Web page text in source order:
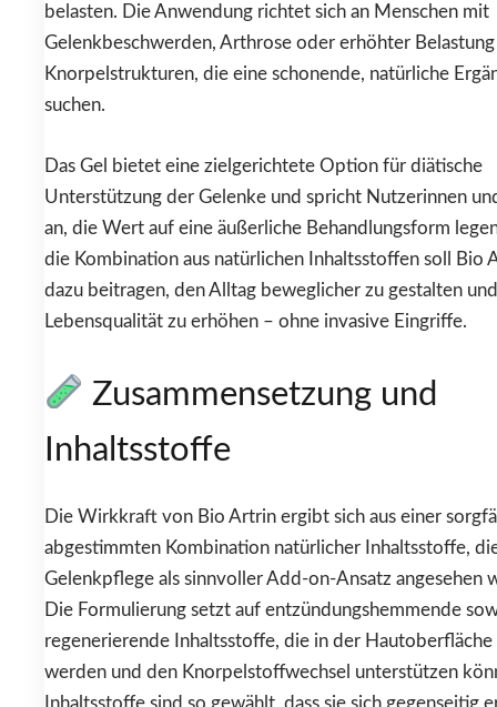
belasten. Die Anwendung richtet sich an Menschen mit
Gelenkbeschwerden, Arthrose oder erhöhter
Knorpelstrukturen, die eine schonende, natürliche
suchen.
Das Gel bietet eine zielgerichtete Option für diätische
Unterstützung der Gelenke und spricht Nutzerinnen
an, die Wert auf eine äußerliche Behandlungsform
die Kombination aus natürlichen Inhaltsstoffen soll Bio
dazu beitragen, den Alltag beweglicher zu gestalten
Lebensqualität zu erhöhen – ohne invasive Eingriffe.
Zusammensetzung und
Inhaltsstoffe
Die Wirkkraft von Bio Artrin ergibt sich aus einer
abgestimmten Kombination natürlicher Inhaltsstoffe,
Gelenkpflege als sinnvoller Add-on-Ansatz angesehen
Die Formulierung setzt auf entzündungshemmende
regenerierende Inhaltsstoffe, die in der
werden und den Knorpelstoffwechsel unterstützen